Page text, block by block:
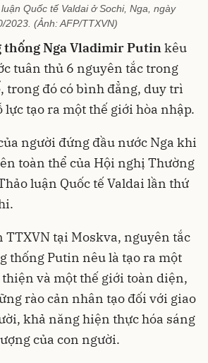
Quốc tế Valdai ở Sochi, Nga, ngày
2023. (Ảnh: AFP/TTXVN)
thống Nga Vladimir Putin kêu
tuân thủ 6 nguyên tắc trong
, trong đó có bình đẳng, duy trì
lực tạo ra một thế giới hòa nhập.
người đứng đầu nước Nga khi
toàn thể của Hội nghị Thường
luận Quốc tế Valdai lần thứ
TTXVN tại Moskva, nguyên tắc
thống Putin nêu là tạo ra một
và một thế giới toàn diện,
rào cản nhân tạo đối với giao
khả năng hiện thực hóa sáng
của con người.